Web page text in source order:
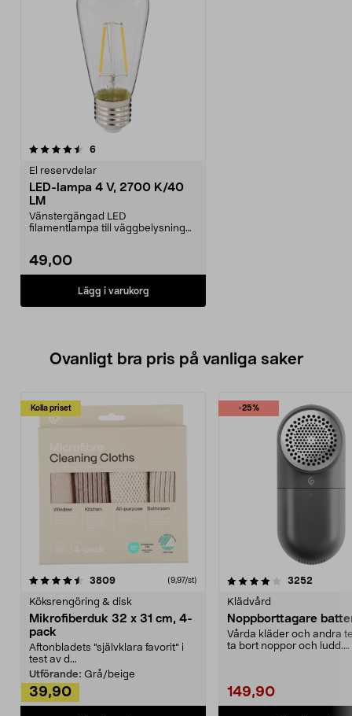
6recensioner
El reservdelar
LED-lampa 4 V, 2700 K/40
LM
Vänstergängad LED
filamentlampa till väggbelysning
49,00
Lägg i varukorg
Ovanligt bra pris på vanliga saker
Kolla priset
3809recensioner (9,97/st)
Köksrengöring & disk
Mikrofiberduk 32 x 31 cm, 4-
pack
Aftonbladets "självklara favorit” i
test av d...
Utförande: Grå/beige
39,90
-25%
4.0av 5 stjärnor 3252
Klädvård
Noppborttagare
Vårda kläder och andra
ta bort noppor och ludd.
149,90
4.5av 5 stjärnor